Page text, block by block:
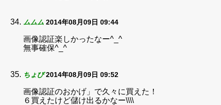
ムムム 2014年08月09日 09:44
画像認証楽しかったなー^_^
無事確保^_^
ちょび 2014年08月09日 09:52
画像認証のおかげ」で久々に買えた！
６買えたけど儲け出るかなー\\\\